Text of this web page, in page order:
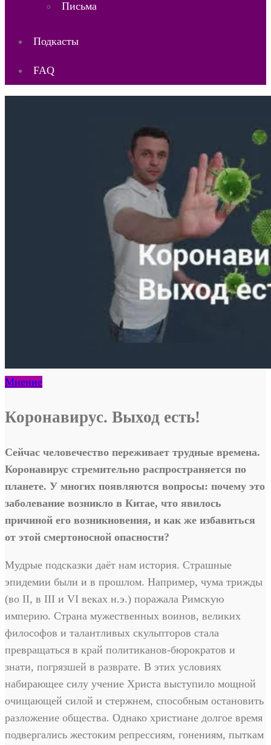
Письма
Подкасты
FAQ
Мнение
Коронавирус. Выход есть!
Сейчас человечество переживает трудные времена.
Коронавирус стремительно распространяется по
планете. У многих появляются вопросы: почему это
заболевание возникло в Китае, что явилось
причиной его возникновения, и как же избавиться
от этой смертоносной опасности?
Мудрые подсказки даёт нам история. Страшные
эпидемии были и в прошлом. Например, чума трижды
(во II, в III и VI веках н.э.) поражала Римскую
империю. Страна мужественных воинов, великих
философов и талантливых скульпторов стала
превращаться в край политиканов-бюрократов и
знати, погрязшей в разврате. В этих условиях
набирающее силу учение Христа выступило мощной
очищающей силой и стержнем, способным остановить
разложение общества. Однако христиане долгое время
подвергались жестоким репрессиям, гонениям, пыткам